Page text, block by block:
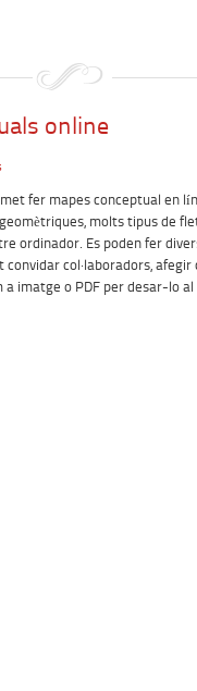
online
fer mapes conceptual en
molts tipus de
ordinador. Es poden fer
col·laboradors,
a imatge o PDF per desar-lo